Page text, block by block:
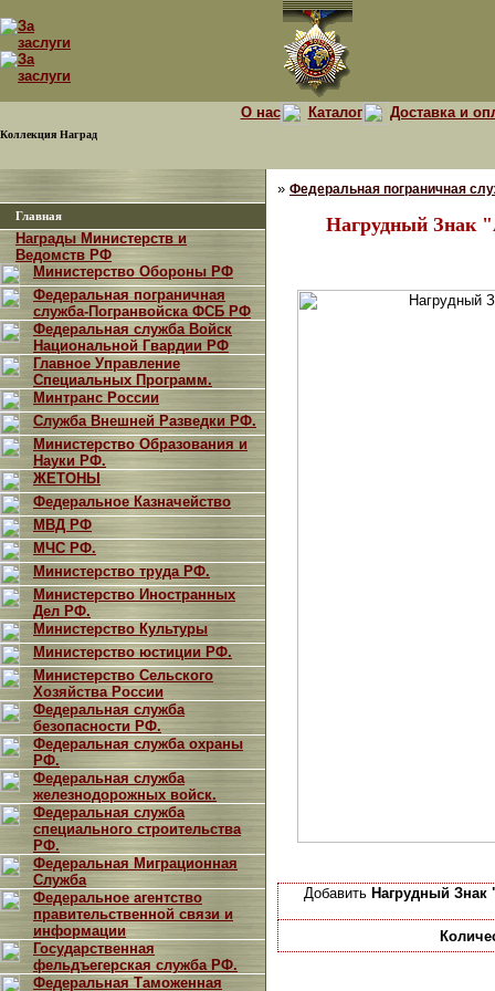
Коллекция Наград
О нас Каталог Доставка и
Главная
Награды Министерств и
Ведомств РФ
Министерство Обороны РФ
Федеральная пограничная
служба-Погранвойска ФСБ РФ
Федеральная служба Войск
Национальной Гвардии РФ
Главное Управление
Специальных Программ.
Минтранс России
Служба Внешней Разведки РФ.
Министерство Образования и
Науки РФ.
ЖЕТОНЫ
Федеральное Казначейство
МВД РФ
МЧС РФ.
Министерство труда РФ.
Министерство Иностранных
Дел РФ.
Министерство Культуры
Министерство юстиции РФ.
Министерство Сельского
Хозяйства России
Федеральная служба
безопасности РФ.
Федеральная служба охраны
РФ.
Федеральная служба
железнодорожных войск.
Федеральная служба
специального строительства
РФ.
Федеральная Миграционная
Служба
Федеральное агентство
правительственной связи и
информации
Государственная
фельдъегерская служба РФ.
Федеральная Таможенная
» Федеральная пограничная
Нагрудный Знак
Добавить Нагрудный